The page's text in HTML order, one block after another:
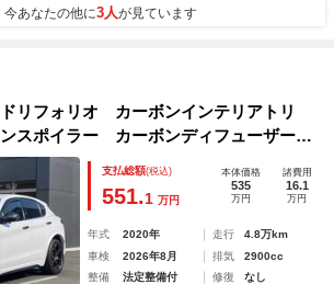
今あなたの他に3人が見ています
リフォリオ カーボンインテリアトリ
スポイラー カーボンディフューザー
ー 純正ホイール カープレイ接続 ＡＣ
支払総額(税込)
551.1 万円
本体価格
535
万円
諸費用
16.1
万円
年式 2020年 走行
4.8万km
車検
2026年8月 排気
2900cc
整備
法定整備付 修復
なし